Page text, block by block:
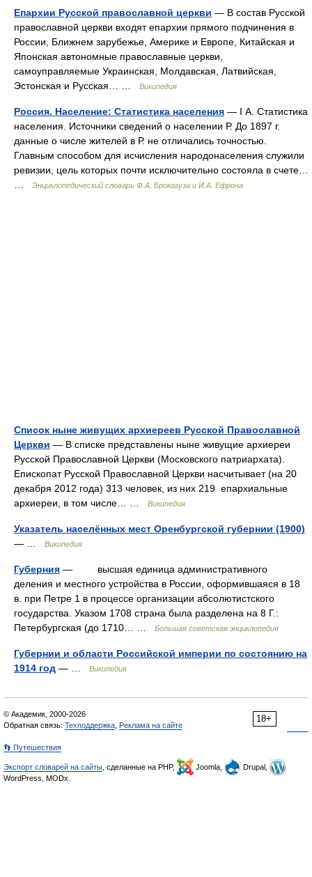
Епархии Русской православной церкви — В состав Русской
православной церкви входят епархии прямого подчинения в
России, Ближнем зарубежье, Америке и Европе, Китайская и
Японская автономные православные церкви,
самоуправляемые Украинская, Молдавская, Латвийская,
Эстонская и Русская… …
Википедия
Россия. Население: Статистика населения — I А. Статистика
населения. Источники сведений о населении Р. До 1897 г.
данные о числе жителей в Р. не отличались точностью.
Главным способом для исчисления народонаселения служили
ревизии, цель которых почти исключительно состояла в счете…
Энциклопедический словарь Ф.А. Брокгауза и И.А. Ефрона
Список ныне живущих архиереев Русской Православной
Церкви — В списке представлены ныне живущие архиереи
Русской Православной Церкви (Московского патриархата).
Епископат Русской Православной Церкви насчитывает (на 20
декабря 2012 года) 313 человек, из них 219 епархиальные
архиереи, в том числе… …
Википедия
Указатель населённых мест Оренбургской губернии (1900)
— …
Википедия
Губерния — высшая единица административного
деления и местного устройства в России, оформившаяся в 18
в. при Петре 1 в процессе организации абсолютистского
государства. Указом 1708 страна была разделена на 8 Г.:
Петербургская (до 1710… …
Большая советская энциклопедия
Губернии и области Российской империи по состоянию на
1914 год — … Википедия
18+
© Академик, 2000-2026
Обратная связь: Техподдержка Реклама на сайте
👣 Путешествия
Экспорт словарей на сайты , сделанные на PHP, Joomla,
Drupal,
WordPress, MODx.